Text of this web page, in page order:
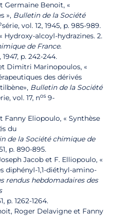
Germaine Benoit, «
», Bulletin de la Société
série, vol. 12,‎ 1945, p. 985-989.
Hydroxy-alcoyl-hydrazines. 2.
de France.
1947, p. 242-244.
Dimitri Marinopoulos, «
des dérivés
Bulletin de la Société
vol. 17, nos 9-
Fanny Eliopoulo, « Synthèse
du
de la Société chimique de
p. 890-895.
Jacob et F. Elliopoulo, «
diphényl-1,1-diéthyl-amino-
rendus hebdomadaires des
p. 1262-1264.
Roger Delavigne et Fanny